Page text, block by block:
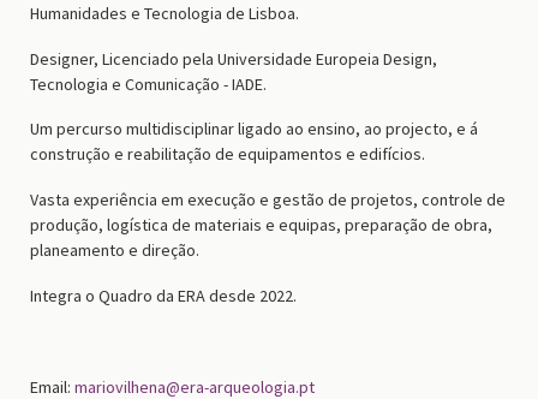
Humanidades e Tecnologia de Lisboa.
Designer, Licenciado pela Universidade Europeia Design,
Tecnologia e Comunicação - IADE.
Um percurso multidisciplinar ligado ao ensino, ao projecto, e á
construção e reabilitação de equipamentos e edifícios.
Vasta experiência em execução e gestão de projetos, controle de
produção, logística de materiais e equipas, preparação de obra,
planeamento e direção.
Integra o Quadro da ERA desde 2022.
Email: mariovilhena@era-arqueologia.pt